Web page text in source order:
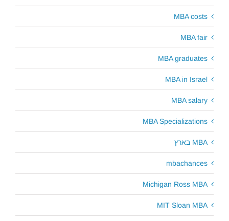
MBA costs
MBA fair
MBA graduates
MBA in Israel
MBA salary
MBA Specializations
MBA בארץ
mbachances
Michigan Ross MBA
MIT Sloan MBA